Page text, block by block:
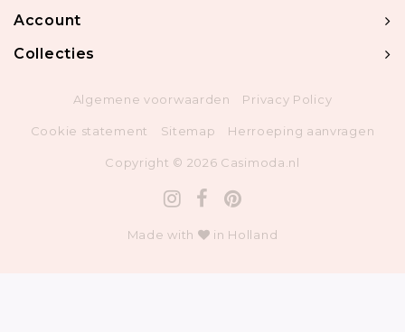
Account
Collecties
Algemene voorwaarden Privacy Policy
Cookie statement Sitemap Herroeping aanvragen
Copyright © 2026 Casimoda.nl
Made with in Holland